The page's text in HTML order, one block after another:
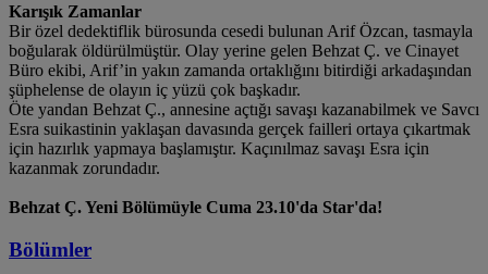
Karışık Zamanlar
Bir özel dedektiflik bürosunda cesedi bulunan Arif Özcan, tasmayla
boğularak öldürülmüştür. Olay yerine gelen Behzat Ç. ve Cinayet
Büro ekibi, Arif’in yakın zamanda ortaklığını bitirdiği arkadaşından
şüphelense de olayın iç yüzü çok başkadır.
Öte yandan Behzat Ç., annesine açtığı savaşı kazanabilmek ve Savcı
Esra suikastinin yaklaşan davasında gerçek failleri ortaya çıkartmak
için hazırlık yapmaya başlamıştır. Kaçınılmaz savaşı Esra için
kazanmak zorundadır.
Behzat Ç. Yeni Bölümüyle Cuma 23.10'da Star'da!
Bölümler